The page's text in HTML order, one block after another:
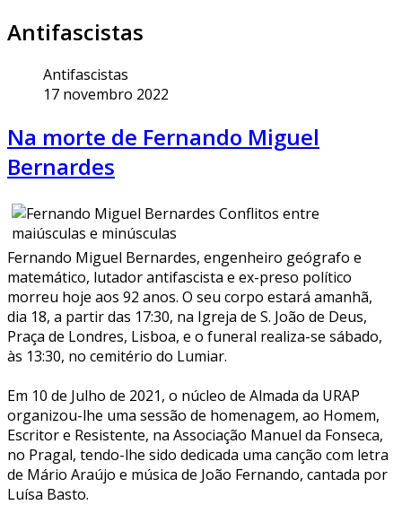
Antifascistas
Antifascistas
17 novembro 2022
Na morte de Fernando Miguel
Bernardes
Fernando Miguel Bernardes, engenheiro geógrafo e
matemático, lutador antifascista e ex-preso político
morreu hoje aos 92 anos. O seu corpo estará amanhã,
dia 18, a partir das 17:30, na Igreja de S. João de Deus,
Praça de Londres, Lisboa, e o funeral realiza-se sábado,
às 13:30, no cemitério do Lumiar.
Em 10 de Julho de 2021, o núcleo de Almada da URAP
organizou-lhe uma sessão de homenagem, ao Homem,
Escritor e Resistente, na Associação Manuel da Fonseca,
no Pragal, tendo-lhe sido dedicada uma canção com letra
de Mário Araújo e música de João Fernando, cantada por
Luísa Basto.